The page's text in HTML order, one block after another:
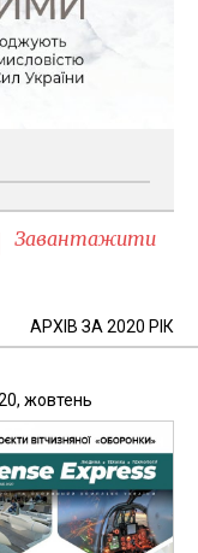
Завантажити
АРХІВ ЗА 2020 РІК
жовтень